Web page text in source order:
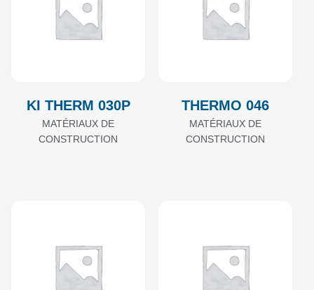
KI THERM 030P
MATÉRIAUX DE
CONSTRUCTION
THERMO 046
MATÉRIAUX DE
CONSTRUCTION